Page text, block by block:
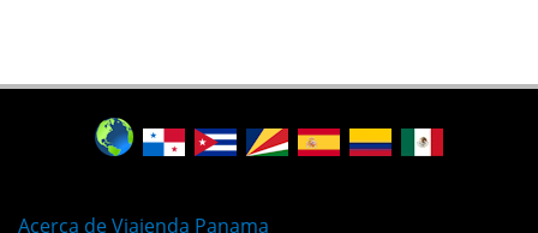
Acerca de Viajenda Panama